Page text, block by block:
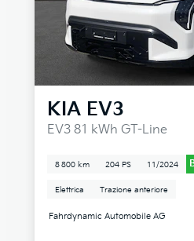
KIA EV3
EV3 81 kWh GT-Line
8 800 km 204 PS 11/2024
Elettrica Trazione anteriore
Fahrdynamic Automobile AG